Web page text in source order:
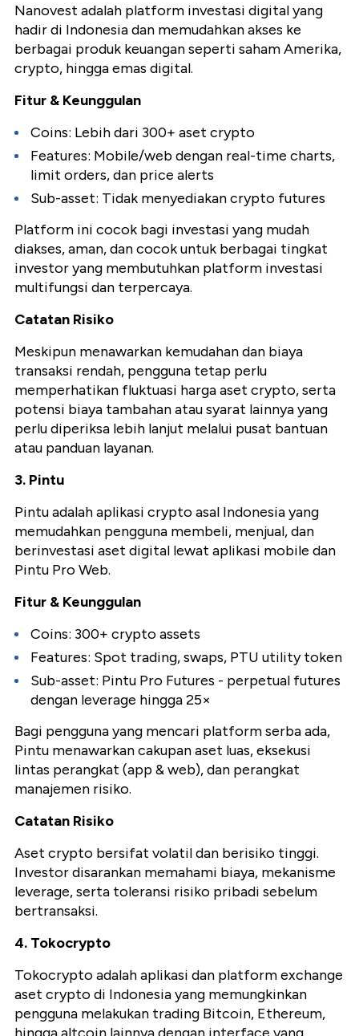
Nanovest adalah platform investasi digital yang
hadir di Indonesia dan memudahkan akses ke
berbagai produk keuangan seperti saham Amerika,
crypto, hingga emas digital.
Fitur & Keunggulan
Coins: Lebih dari 300+ aset crypto
Features: Mobile/web dengan real-time charts,
limit orders, dan price alerts
Sub-asset: Tidak menyediakan crypto futures
Platform ini cocok bagi investasi yang mudah
diakses, aman, dan cocok untuk berbagai tingkat
investor yang membutuhkan platform investasi
multifungsi dan terpercaya.
Catatan Risiko
Meskipun menawarkan kemudahan dan biaya
transaksi rendah, pengguna tetap perlu
memperhatikan fluktuasi harga aset crypto, serta
potensi biaya tambahan atau syarat lainnya yang
perlu diperiksa lebih lanjut melalui pusat bantuan
atau panduan layanan.
3. Pintu
Pintu adalah aplikasi crypto asal Indonesia yang
memudahkan pengguna membeli, menjual, dan
berinvestasi aset digital lewat aplikasi mobile dan
Pintu Pro Web.
Fitur & Keunggulan
Coins: 300+ crypto assets
Features: Spot trading, swaps, PTU utility token
Sub-asset: Pintu Pro Futures - perpetual futures
dengan leverage hingga 25×
Bagi pengguna yang mencari platform serba ada,
Pintu menawarkan cakupan aset luas, eksekusi
lintas perangkat (app & web), dan perangkat
manajemen risiko.
Catatan Risiko
Aset crypto bersifat volatil dan berisiko tinggi.
Investor disarankan memahami biaya, mekanisme
leverage, serta toleransi risiko pribadi sebelum
bertransaksi.
4. Tokocrypto
Tokocrypto adalah aplikasi dan platform exchange
aset crypto di Indonesia yang memungkinkan
pengguna melakukan trading Bitcoin, Ethereum,
hingga altcoin lainnya dengan interface yang